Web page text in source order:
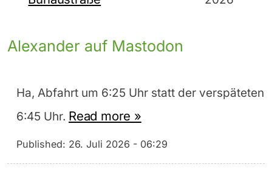
Alexander auf Mastodon
Ha, Abfahrt um 6:25 Uhr statt der verspäteten
6:45 Uhr. Read more »
Published: 26. Juli 2026 - 06:29